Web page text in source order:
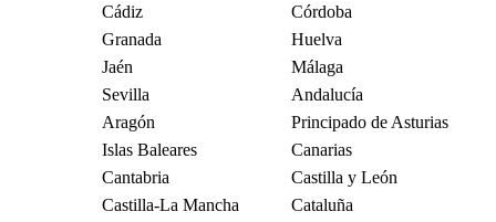
Cádiz
Córdoba
Granada
Huelva
Jaén
Málaga
Sevilla
Andalucía
Aragón
Principado de Asturias
Islas Baleares
Canarias
Cantabria
Castilla y León
Castilla-La Mancha
Cataluña